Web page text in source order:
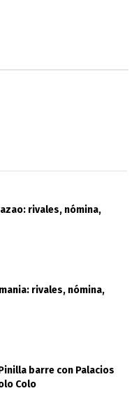
rivales, nómina,
rivales, nómina,
barre con Palacios
Colo